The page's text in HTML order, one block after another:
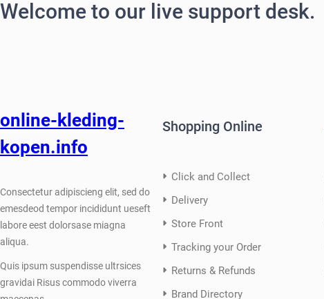
Welcome to our live support desk.
online-kleding-
kopen.info
Consectetur adipiscieng elit, sed do
emesdeod tempor incididunt ueseft
labore eest dolorsase miagna
aliqua.
Quis ipsum suspendisse ultrsices
gravidai Risus commodo viverra
Shopping Online
Click and Collect
Delivery
Store Front
Tracking your Order
Returns & Refunds
Brand Directory